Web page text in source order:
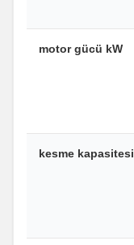
motor gücü kW
kesme kapasitesi